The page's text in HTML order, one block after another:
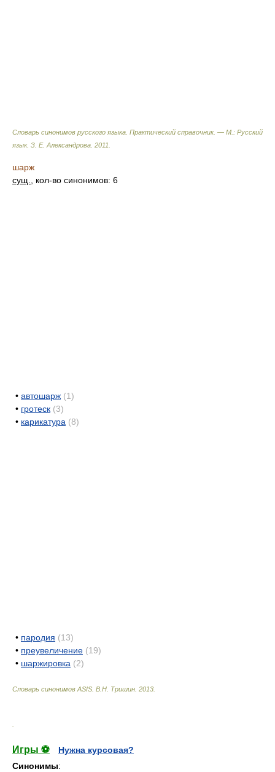
Словарь синонимов русского языка. Практический справочник. — М.: Русский
язык. З. Е. Александрова 2011
шарж
сущ.
, кол-во синонимов: 6
• автошарж (1)
• гротеск (3)
• карикатура (8)
• пародия (13)
• преувеличение (19)
• шаржировка (2)
Словарь синонимов ASIS. В.Н. Тришин 2013
Игры ⚽
Нужна курсовая?
Синонимы: